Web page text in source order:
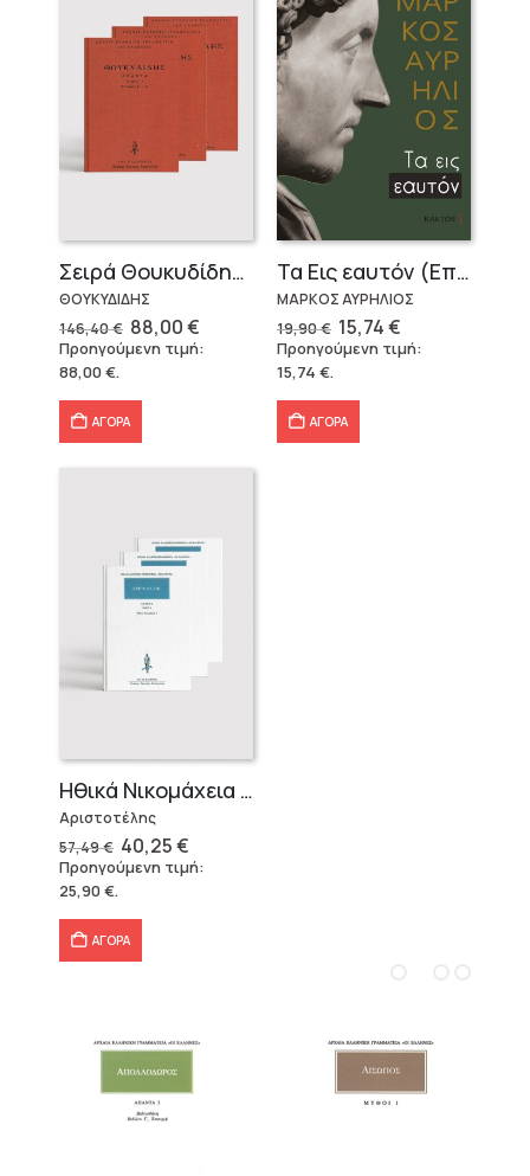
Σειρά Θουκυδίδης – Δεμένο (4 τόμοι)
ΘΟΥΚΥΔΙΔΗΣ
146,40€ Original
price
was:
88,00€Η
τρέχουσα
τιμή
Προηγούμενη τιμή:
88,00€.
ΑΓΟΡΑ
Τα Εις εαυτόν (Επίτομο) – Μάρκος Αυρήλιος
ΜΑΡΚΟΣ ΑΥΡΗΛΙΟΣ
19,90€ Original
price
was:
15,74€Η
τρέχουσα
τιμή
Προηγούμενη τιμή:
15,74 €.
ΑΓΟΡΑ
Ηθικά Νικομάχεια (3 τόμοι)
Αριστοτέλης
57,49€ Original
price
was:
40,25€Η
τρέχουσα
τιμή
Προηγούμενη τιμή:
25,90€.
ΑΓΟΡΑ